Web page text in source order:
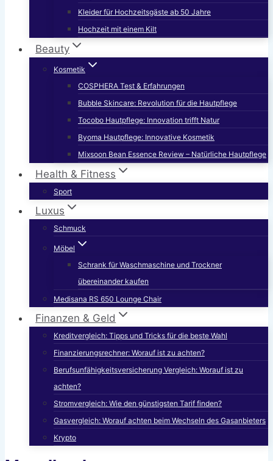
Kleider für Hochzeitsgäste ab 50 Jahre
Hochzeit mit einem Kilt
Beauty
Kosmetik
COSPHERA Test & Erfahrungen
Bubble Skincare: Revolution für die Hautpflege
Tocobo Hautpflege: Innovation trifft Natur
Byoma Hautpflege: Innovative Kosmetik
Mixsoon Bean Essence Review – Natürliche Hautpflege
Health & Fitness
Sport
Luxus
Schmuck
Möbel
Schrank für Waschmaschine und Trockner
übereinander kaufen
Medisana RS 650 Lounge Chair
Finanzen & Geld
Kreditvergleich: Tipps und Tricks für die beste Wahl
Finanzierungsrechner: Worauf ist zu achten?
Berufsunfähigkeitsversicherung Vergleich: Worauf ist zu
achten?
Stromvergleich: Wie den günstigsten Tarif finden?
Gasvergleich: Worauf achten beim Wechseln des Gasanbieters
Krypto